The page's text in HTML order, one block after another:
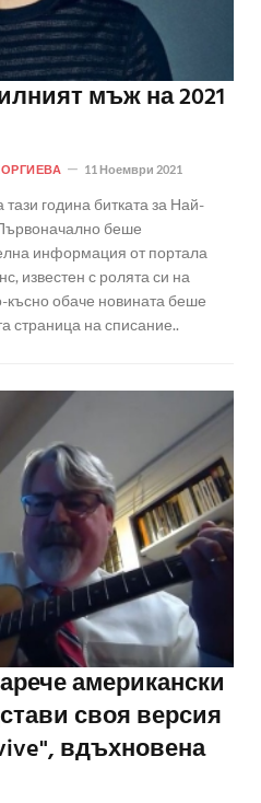
мъж на 2021
11 Ноември 2021
година битката за Най-
беше
информация от портала
известен с ролята си на
обаче новината беше
страница на списание..
американски
своя версия
вдъхновена